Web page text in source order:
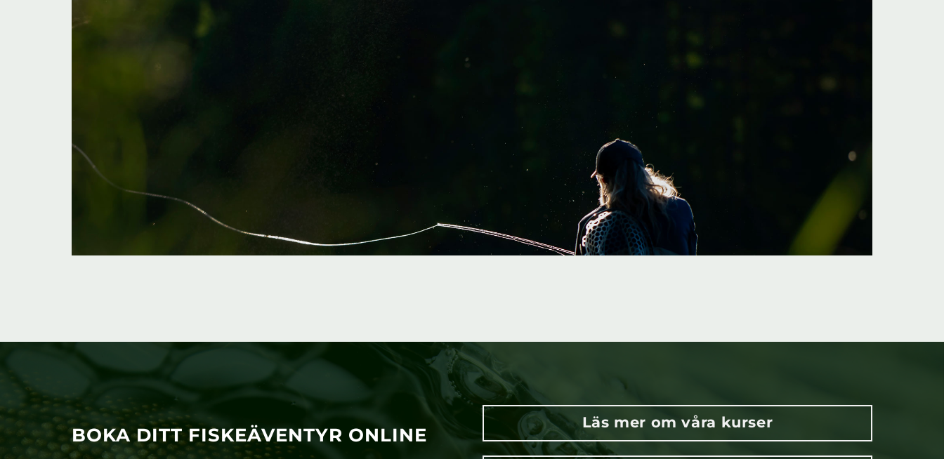
BOKA DITT FISKEÄVENTYR ONLINE
Läs mer om våra kurser